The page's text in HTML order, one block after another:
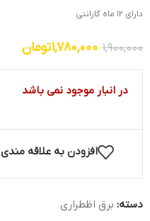
دارای 12 ماه گارانتی
1,900,000
1,780,000تومان
در انبار موجود نمی باشد
افزودن به علاقه مندی
دسته: برق اظطراری